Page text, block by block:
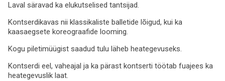
Laval säravad ka elukutselised tantsijad.
Kontserdikavas nii klassikaliste balletide lõigud, kui ka
kaasaegsete koreograafide looming.
Kogu piletimüügist saadud tulu läheb heategevuseks.
Kontserdi eel, vaheajal ja ka pärast kontserti töötab fuajees ka
heategevuslik laat.